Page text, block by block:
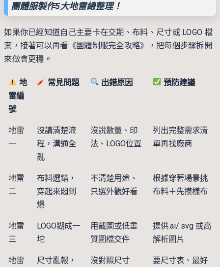
團體服製作5大地雷總整理！
如果你已經知道自己主要卡在交期、布料、尺寸或 LOGO 檔
案，接著可以再看 《團體制服完全攻略》
，把每個步驟拆開
來做會更穩。
地
雷編
號
常見問題 出錯原因 預防建議
地雷
一
沒講清楚流
程，溝通全
亂
沒說數量、印
法、LOGO位置
列出完整需求清
單再找廠商
地雷
二
布料選錯，
穿起來悶到
爆
不清楚用途、
只選外觀好看
根據穿著場景挑
布料＋先摸樣布
地雷
三
LOGO糊成一
坨
用截圖或低畫
質圖檔交件
提供.ai/.svg 或高
解析圖片
地雷
尺寸亂報，
沒對照尺寸
要尺寸表、最好